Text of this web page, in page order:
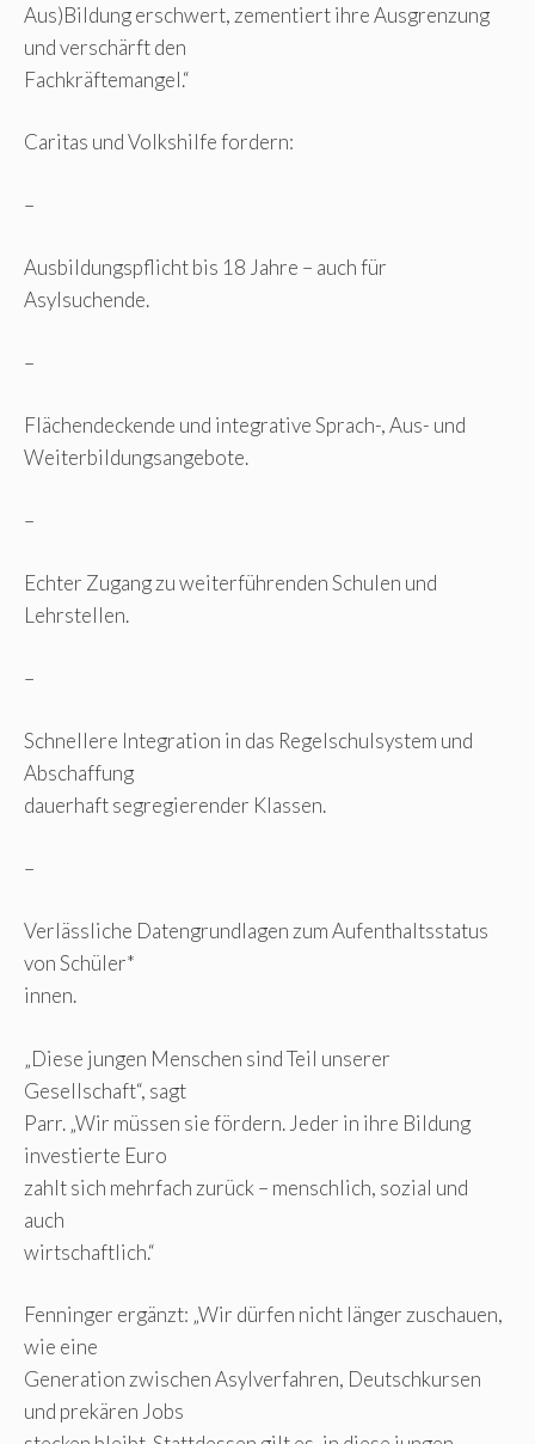
Aus)Bildung erschwert, zementiert ihre Ausgrenzung
und verschärft den
Fachkräftemangel.“
Caritas und Volkshilfe fordern:
–
Ausbildungspflicht bis 18 Jahre – auch für
Asylsuchende.
–
Flächendeckende und integrative Sprach-, Aus- und
Weiterbildungsangebote.
–
Echter Zugang zu weiterführenden Schulen und
Lehrstellen.
–
Schnellere Integration in das Regelschulsystem und
Abschaffung
dauerhaft segregierender Klassen.
–
Verlässliche Datengrundlagen zum Aufenthaltsstatus
von Schüler*
innen.
„Diese jungen Menschen sind Teil unserer
Gesellschaft“, sagt
Parr. „Wir müssen sie fördern. Jeder in ihre Bildung
investierte Euro
zahlt sich mehrfach zurück – menschlich, sozial und
auch
wirtschaftlich.“
Fenninger ergänzt: „Wir dürfen nicht länger zuschauen,
wie eine
Generation zwischen Asylverfahren, Deutschkursen
und prekären Jobs